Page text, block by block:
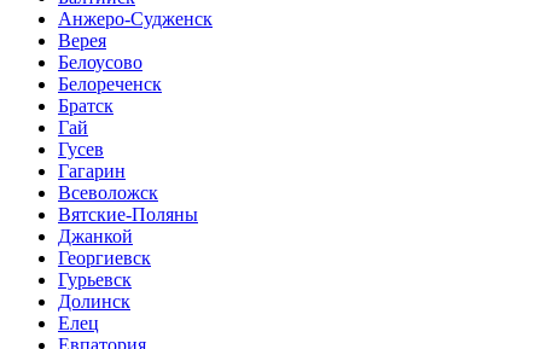
Анжеро-Судженск
Верея
Белоусово
Белореченск
Братск
Гай
Гусев
Гагарин
Всеволожск
Вятские-Поляны
Джанкой
Георгиевск
Гурьевск
Долинск
Елец
Евпатория